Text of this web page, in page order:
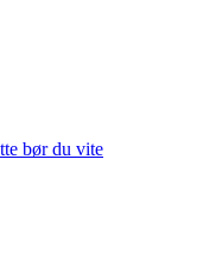
bør du vite